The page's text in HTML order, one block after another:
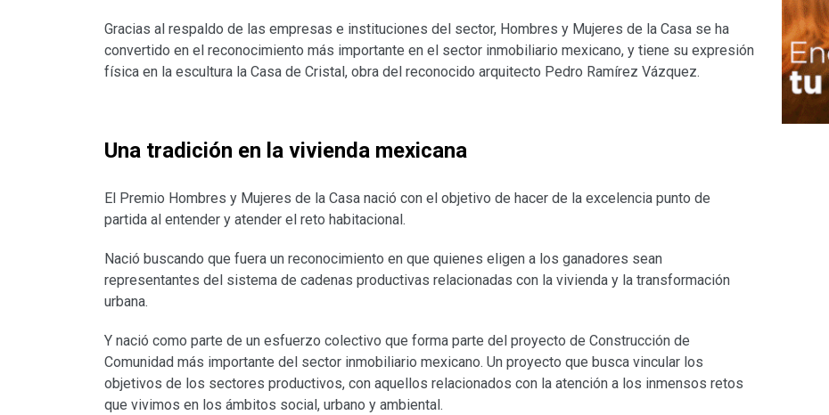
Gracias al respaldo de las empresas e instituciones del sector, Hombres y Mujeres de la Casa se ha
convertido en el reconocimiento más importante en el sector inmobiliario mexicano, y tiene su expresión
física en la escultura la Casa de Cristal, obra del reconocido arquitecto Pedro Ramírez Vázquez.
Una tradición en la vivienda mexicana
El Premio Hombres y Mujeres de la Casa nació con el objetivo de hacer de la excelencia punto de
partida al entender y atender el reto habitacional.
Nació buscando que fuera un reconocimiento en que quienes eligen a los ganadores sean
representantes del sistema de cadenas productivas relacionadas con la vivienda y la transformación
urbana.
Y nació como parte de un esfuerzo colectivo que forma parte del proyecto de Construcción de
Comunidad más importante del sector inmobiliario mexicano. Un proyecto que busca vincular los
objetivos de los sectores productivos, con aquellos relacionados con la atención a los inmensos retos
que vivimos en los ámbitos social, urbano y ambiental.